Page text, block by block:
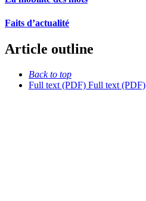
Faits d’actualité
Article outline
Back to top
Full text (PDF) Full text (PDF)